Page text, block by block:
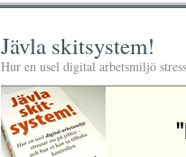
Jävla skitsystem!
Hur en usel digital arbetsmiljö